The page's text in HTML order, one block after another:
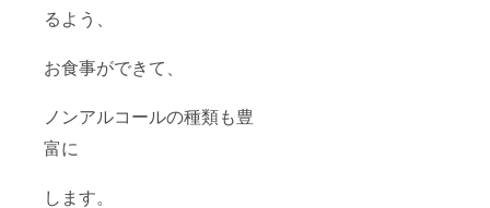
るよう、
お食事ができて、
ノンアルコールの種類も豊
富に
します。